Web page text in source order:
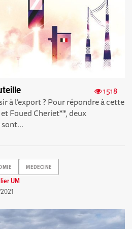
1518
à l’export ? Pour répondre à cette
Foued Cheriet**, deux
MEDECINE
UM